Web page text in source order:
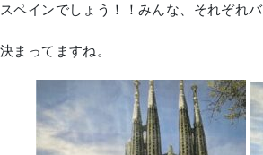
スペインでしょう！！みんな、それぞれバ
決まってますね。